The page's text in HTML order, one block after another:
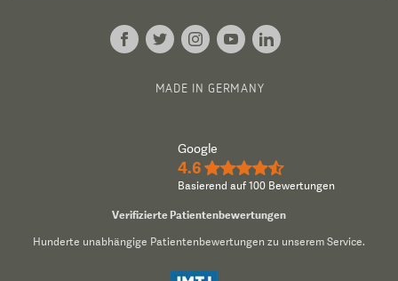
MADE IN GERMANY
Google
4.6 ★★★★½
Basierend auf 100 Bewertungen
Verifizierte Patientenbewertungen
Hunderte unabhängige Patientenbewertungen zu unserem Service.